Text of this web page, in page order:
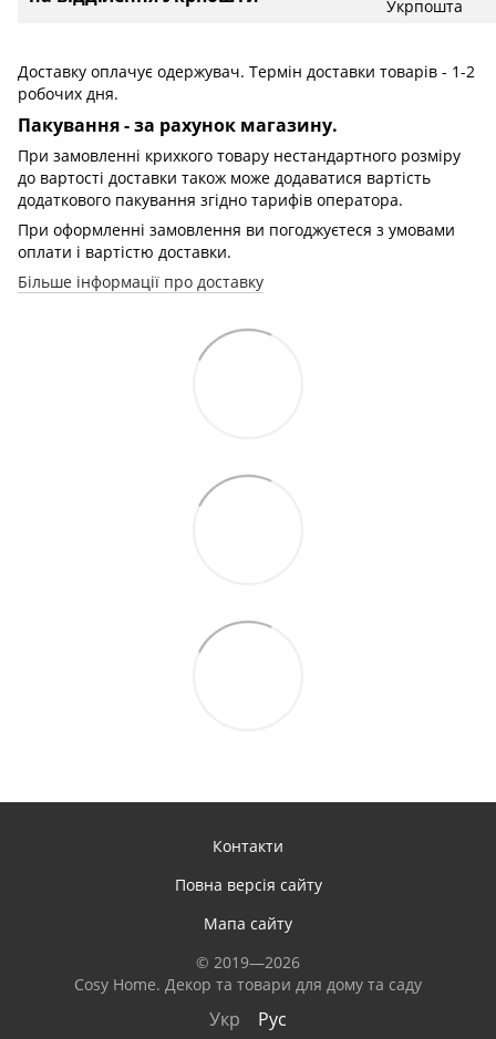
Укрпошта
Доставку оплачує одержувач. Термін доставки товарів - 1-2
робочих дня.
Пакування - за рахунок магазину.
При замовленні крихкого товару нестандартного розміру
до вартості доставки також може додаватися вартість
додаткового пакування згідно тарифів оператора.
При оформленні замовлення ви погоджуєтеся з умовами
оплати і вартістю доставки.
Більше інформації про доставку
Контакти
Повна версія сайту
Мапа сайту
© 2019—2026
Сosy Home. Декор та товари для дому та саду
Укр Рус